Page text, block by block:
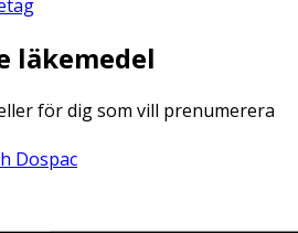
läkemedel
för dig som vill prenumerera
Dospac